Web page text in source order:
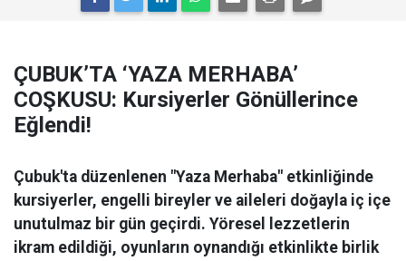
ÇUBUK’TA ‘YAZA MERHABA’
COŞKUSU: Kursiyerler Gönüllerince
Eğlendi!
Çubuk'ta düzenlenen "Yaza Merhaba" etkinliğinde
kursiyerler, engelli bireyler ve aileleri doğayla iç içe
unutulmaz bir gün geçirdi. Yöresel lezzetlerin
ikram edildiği, oyunların oynandığı etkinlikte birlik